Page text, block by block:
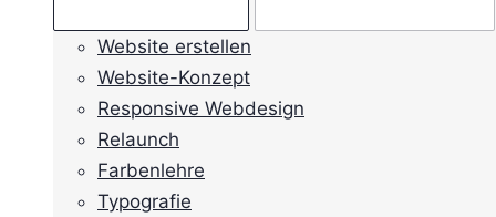
Website erstellen
Website-Konzept
Responsive Webdesign
Relaunch
Farbenlehre
Typografie